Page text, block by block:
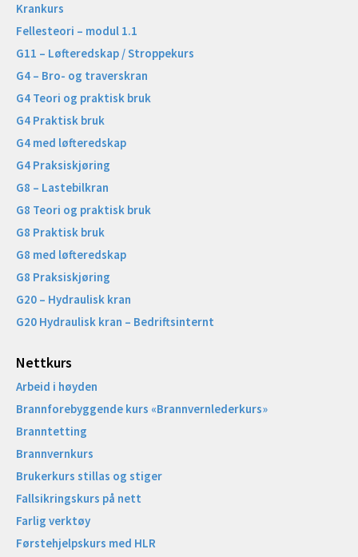
Krankurs
Fellesteori – modul 1.1
G11 – Løfteredskap / Stroppekurs
G4 – Bro- og traverskran
G4 Teori og praktisk bruk
G4 Praktisk bruk
G4 med løfteredskap
G4 Praksiskjøring
G8 – Lastebilkran
G8 Teori og praktisk bruk
G8 Praktisk bruk
G8 med løfteredskap
G8 Praksiskjøring
G20 – Hydraulisk kran
G20 Hydraulisk kran – Bedriftsinternt
Nettkurs
Arbeid i høyden
Brannforebyggende kurs «Brannvernlederkurs»
Branntetting
Brannvernkurs
Brukerkurs stillas og stiger
Fallsikringskurs på nett
Farlig verktøy
Førstehjelpskurs med HLR